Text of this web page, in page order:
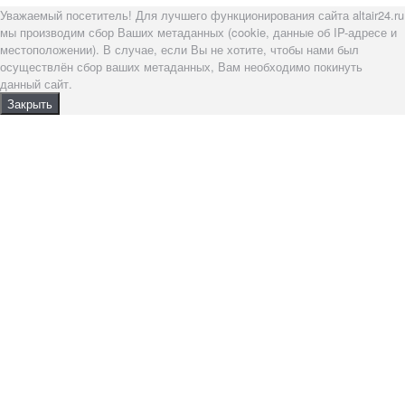
Уважаемый посетитель! Для лучшего функционирования сайта altair24.ru
мы производим сбор Ваших метаданных (cookie, данные об IP-адресе и
местоположении). В случае, если Вы не хотите, чтобы нами был
осуществлён сбор ваших метаданных, Вам необходимо покинуть
данный сайт.
Закрыть